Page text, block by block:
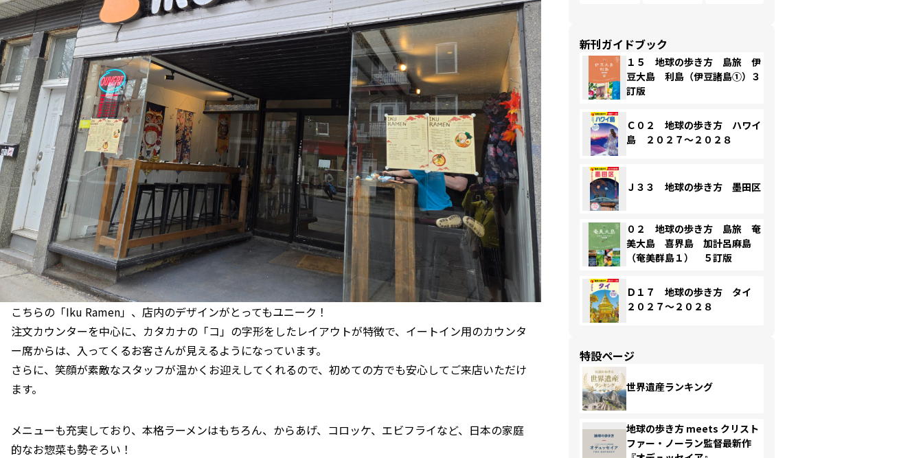
こちらの「Iku Ramen」、店内のデザインがとってもユニーク！
注文カウンターを中心に、カタカナの「コ」の字形をしたレイアウトが特徴で、イートイン用のカウンタ
ー席からは、入ってくるお客さんが見えるようになっています。
さらに、笑顔が素敵なスタッフが温かくお迎えしてくれるので、初めての方でも安心してご来店いただけ
ます。
メニューも充実しており、本格ラーメンはもちろん、からあげ、コロッケ、エビフライなど、日本の家庭
的なお惣菜も勢ぞろい！
新刊ガイドブック
１５ 地球の歩き方 島旅 伊
豆大島 利島（伊豆諸島①）３
訂版
Ｃ０２ 地球の歩き方 ハワイ
島 ２０２７～２０２８
Ｊ３３ 地球の歩き方 墨田区
０２ 地球の歩き方 島旅 奄
美大島 喜界島 加計呂麻島
（奄美群島１） ５訂版
Ｄ１７ 地球の歩き方 タイ
２０２７～２０２８
特設ページ
世界遺産ランキング
地球の歩き方 meets クリスト
ファー・ノーラン監督最新作